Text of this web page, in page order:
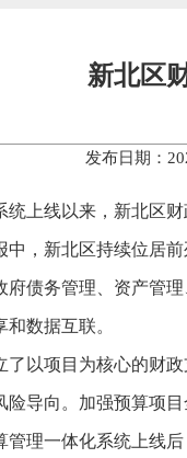
新北区
发布日期：
统上线以来，新北区
中，新北区持续位居
府债务管理、资产管
数据互联。
了以项目为核心的财
导向。加强预算项
管理一体化系统上线